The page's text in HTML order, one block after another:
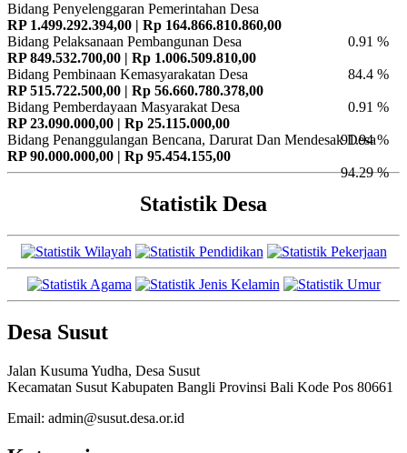
Bidang Penyelenggaran Pemerintahan Desa
RP 1.499.292.394,00 | Rp 164.866.810.860,00
0.91 %
Bidang Pelaksanaan Pembangunan Desa
RP 849.532.700,00 | Rp 1.006.509.810,00
84.4 %
Bidang Pembinaan Kemasyarakatan Desa
RP 515.722.500,00 | Rp 56.660.780.378,00
0.91 %
Bidang Pemberdayaan Masyarakat Desa
RP 23.090.000,00 | Rp 25.115.000,00
91.94 %
Bidang Penanggulangan Bencana, Darurat Dan Mendesak Desa
RP 90.000.000,00 | Rp 95.454.155,00
94.29 %
Statistik Desa
Desa Susut
Jalan Kusuma Yudha, Desa Susut
Kecamatan Susut Kabupaten Bangli Provinsi Bali Kode Pos 80661
Email: admin@susut.desa.or.id